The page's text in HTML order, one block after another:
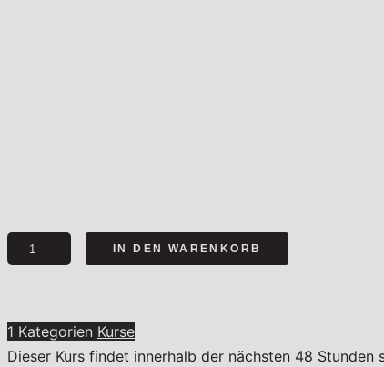
Der
Berg
IN DEN WARENKORB
1 Kategorien Kurse
Dieser Kurs findet innerhalb der nächsten 48